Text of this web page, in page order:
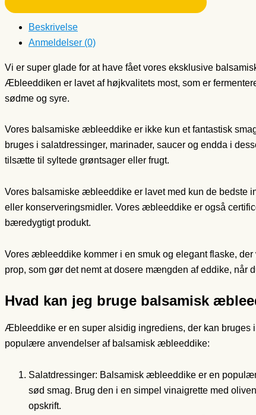
Beskrivelse
Anmeldelser (0)
Vi er super glade for at have fået vores eksklusive
Æbleeddiken er lavet af højkvalitets most, som er
sødme og syre.
Vores balsamiske æbleeddike er ikke kun et fantastisk
bruges i salatdressinger, marinader, saucer og endda i
tilsætte til syltede grøntsager eller frugt.
Vores balsamiske æbleeddike er lavet med kun de bedste
eller konserveringsmidler. Vores æbleeddike er også
bæredygtigt produkt.
Vores æbleeddike kommer i en smuk og elegant flaske,
prop, som gør det nemt at dosere mængden af eddike, når
Hvad kan jeg bruge balsamisk
Æbleeddike er en super alsidig ingrediens, der kan bruges
populære anvendelser af balsamisk æbleeddike:
Salatdressinger: Balsamisk æbleeddike er en
sød smag. Brug den i en simpel vinaigrette med
opskrift.